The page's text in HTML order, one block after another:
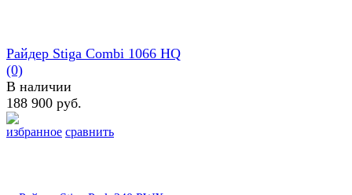
избранное сравнить
Райдер Stiga Combi 1066 HQ
(0)
В наличии
188 900 руб.